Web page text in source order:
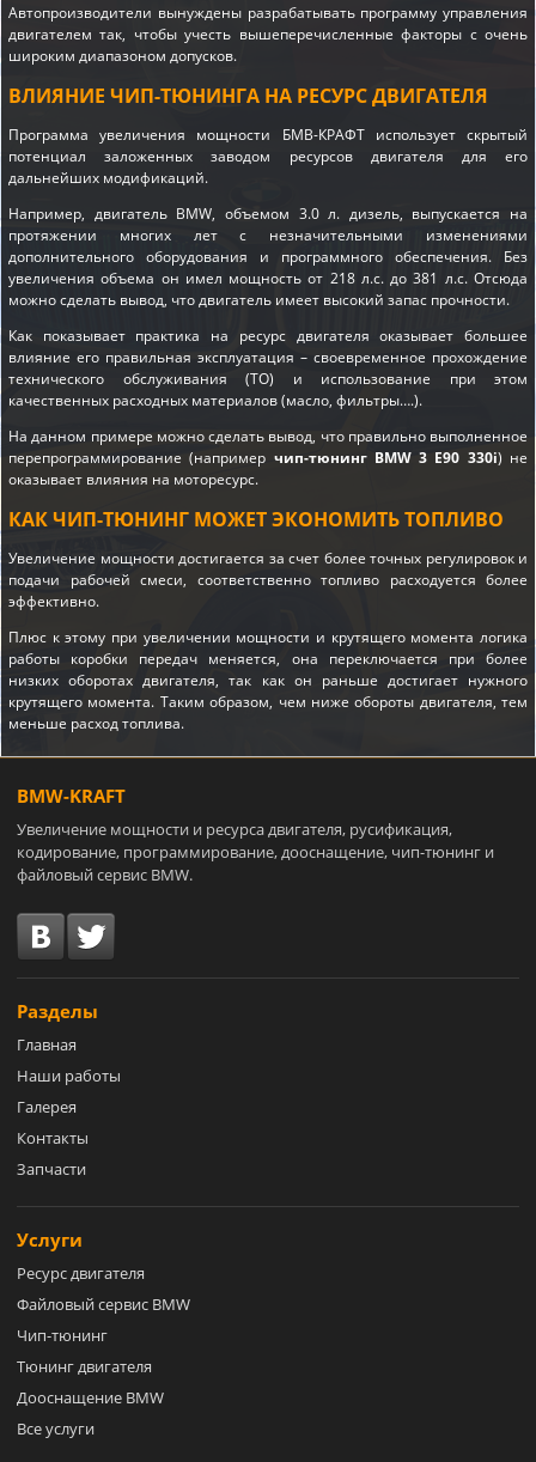
Автопроизводители вынуждены разрабатывать программу управления
двигателем так, чтобы учесть вышеперечисленные факторы с очень
широким диапазоном допусков.
ВЛИЯНИЕ ЧИП-ТЮНИНГА НА РЕСУРС ДВИГАТЕЛЯ
Программа увеличения мощности БМВ-КРАФТ использует скрытый
потенциал заложенных заводом ресурсов двигателя для его
дальнейших модификаций.
Например, двигатель BMW, объемом 3.0 л. дизель, выпускается на
протяжении многих лет с незначительными изменениями
дополнительного оборудования и программного обеспечения. Без
увеличения объема он имел мощность от 218 л.с. до 381 л.с. Отсюда
можно сделать вывод, что двигатель имеет высокий запас прочности.
Как показывает практика на ресурс двигателя оказывает большее
влияние его правильная эксплуатация – своевременное прохождение
технического обслуживания (ТО) и использование при этом
качественных расходных материалов (масло, фильтры….).
На данном примере можно сделать вывод, что правильно выполненное
перепрограммирование (например чип-тюнинг BMW 3 E90 330i) не
оказывает влияния на моторесурс.
КАК ЧИП-ТЮНИНГ МОЖЕТ ЭКОНОМИТЬ ТОПЛИВО
Увеличение мощности достигается за счет более точных регулировок и
подачи рабочей смеси, соответственно топливо расходуется более
эффективно.
Плюс к этому при увеличении мощности и крутящего момента логика
работы коробки передач меняется, она переключается при более
низких оборотах двигателя, так как он раньше достигает нужного
крутящего момента. Таким образом, чем ниже обороты двигателя, тем
меньше расход топлива.
BMW-KRAFT
Увеличение мощности и ресурса двигателя, русификация,
кодирование, программирование, дооснащение, чип-тюнинг и
файловый сервис BMW.
Разделы
Главная
Наши работы
Галерея
Контакты
Запчасти
Услуги
Ресурс двигателя
Файловый сервис BMW
Чип-тюнинг
Тюнинг двигателя
Дооснащение BMW
Все услуги